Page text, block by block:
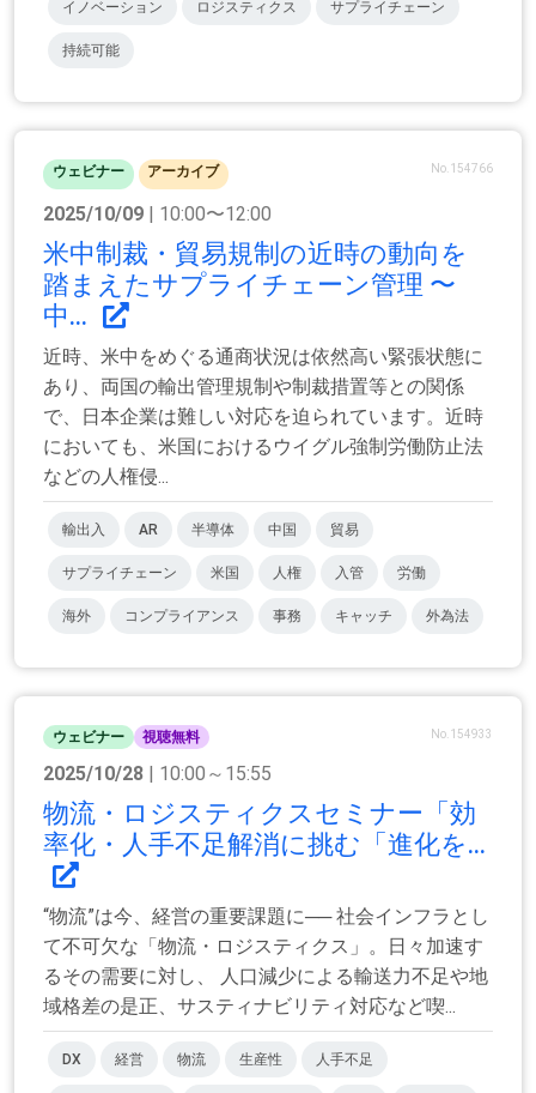
イノベーション ロジスティクス サプライチェーン
持続可能
ウェビナー アーカイブ No.154766
2025/10/09 | 10:00〜12:00
米中制裁・貿易規制の近時の動向を
踏まえたサプライチェーン管理 〜
中...
近時、米中をめぐる通商状況は依然高い緊張状態に
あり、両国の輸出管理規制や制裁措置等との関係
で、日本企業は難しい対応を迫られています。近時
においても、米国におけるウイグル強制労働防止法
などの人権侵...
輸出入 AR 半導体 中国 貿易
サプライチェーン 米国 人権 入管 労働
海外 コンプライアンス 事務 キャッチ 外為法
ウェビナー 視聴無料 No.154933
2025/10/28 | 10:00～15:55
物流・ロジスティクスセミナー「効
率化・人手不足解消に挑む「進化を...
“物流”は今、経営の重要課題に── 社会インフラとし
て不可欠な「物流・ロジスティクス」。日々加速す
るその需要に対し、 人口減少による輸送力不足や地
域格差の是正、サスティナビリティ対応など喫...
DX 経営 物流 生産性 人手不足